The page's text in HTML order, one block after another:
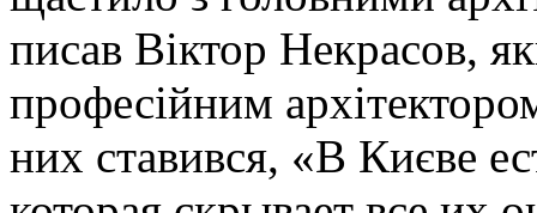
писав Віктор Некрасов,
професійним
них ставився, «В Києве